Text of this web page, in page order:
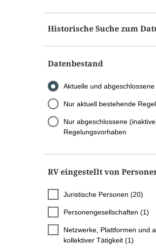
Historische Suche zum
Datenbestand
Aktuelle und
Nur aktuell bestehende
Nur abgeschlossene
Regelungsvorhaben
RV eingestellt von
Juristische Personen (20)
Personengesellschaften (1)
Netzwerke, Plattformen und
kollektiver Tätigkeit (1)